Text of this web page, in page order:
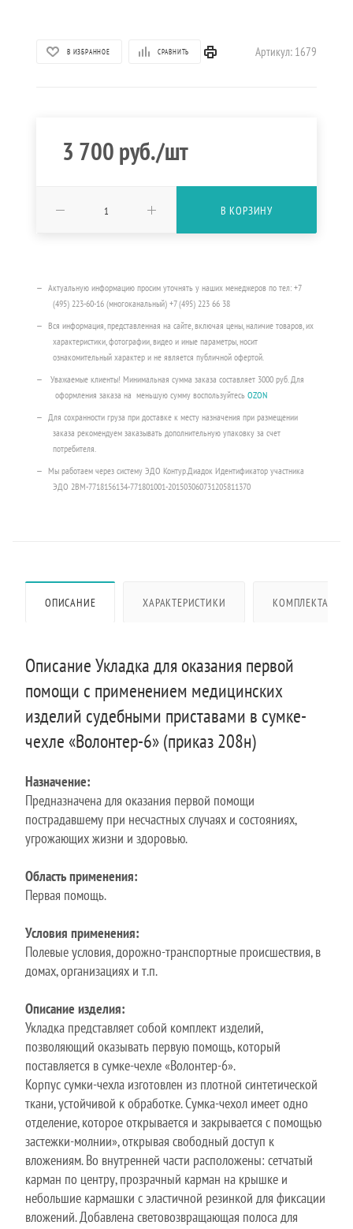
В ИЗБРАННОЕ СРАВНИТЬ Артикул: 1679
3 700руб./шт
В КОРЗИНУ
Актуальную информацию просим уточнять у наших менеджеров по тел: +7
(495) 223-60-16 (многоканальный) +7 (495) 223 66 38
Вся информация, представленная на сайте, включая цены, наличие товаров, их
характеристики, фотографии, видео и иные параметры, носит
ознакомительный характер и не является публичной офертой.
Уважаемые клиенты! Минимальная сумма заказа составляет 3000 руб. Для
оформления заказа на меньшую сумму воспользуйтесь OZON
Для сохранности груза при доставке к месту назначения при размещении
заказа рекомендуем заказывать дополнительную упаковку за счет
потребителя.
Мы работаем через систему ЭДО Контур.Диадок Идентификатор участника
ЭДО 2BM-7718156134-771801001-201503060731205811370
ОПИСАНИЕ ХАРАКТЕРИСТИКИ КОМПЛЕКТАЦИЯ
Описание Укладка для оказания первой
помощи с применением медицинских
изделий судебными приставами в сумке-
чехле «Волонтер-6» (приказ 208н)
Назначение:
Предназначена для оказания первой помощи
пострадавшему при несчастных случаях и состояниях,
угрожающих жизни и здоровью.
Область применения:
Первая помощь.
Условия применения:
Полевые условия, дорожно-транспортные происшествия, в
домах, организациях и т.п.
Описание изделия:
Укладка представляет собой комплект изделий,
позволяющий оказывать первую помощь, который
поставляется в сумке-чехле «Волонтер-6».
Корпус сумки-чехла изготовлен из плотной синтетической
ткани, устойчивой к обработке. Сумка-чехол имеет одно
отделение, которое открывается и закрывается с помощью
застежки-молнии», открывая свободный доступ к
вложениям. Во внутренней части расположены: сетчатый
карман по центру, прозрачный карман на крышке и
небольшие кармашки с эластичной резинкой для фиксации
вложений. Добавлена световозвращающая полоса для